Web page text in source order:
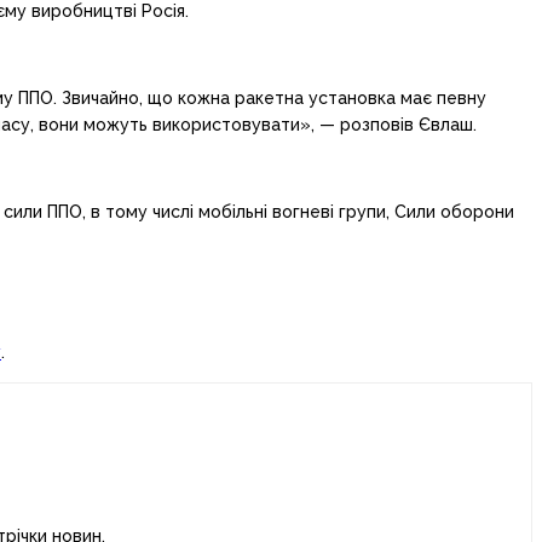
виробництві Росія.
ППО. Звичайно, що кожна ракетна установка має певну
часу, вони можуть використовувати», — розповів Євлаш.
ППО, в тому числі мобільні вогневі групи, Сили оборони
.
новин.